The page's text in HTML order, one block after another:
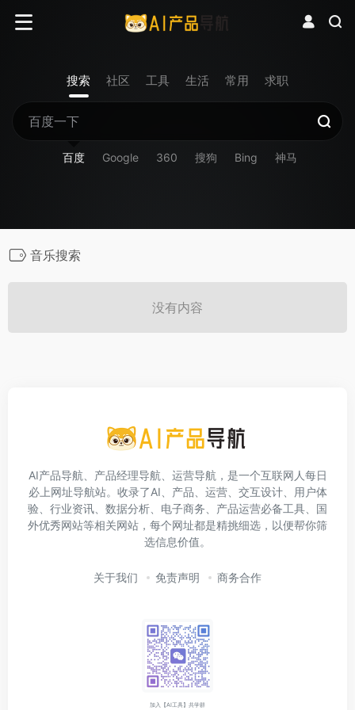
搜索 社区 工具 生活 常用 求职
百度 Google 360 搜狗 Bing 神马
音乐搜索
没有内容
AI产品导航、产品经理导航、运营导航，是一个互联网人每日
必上网址导航站。收录了AI、产品、运营、交互设计、用户体
验、行业资讯、数据分析、电子商务、产品运营必备工具、国
外优秀网站等相关网站，每个网址都是精挑细选，以便帮你筛
选信息价值。
关于我们 免责声明 商务合作
加入【AI工具】共学群